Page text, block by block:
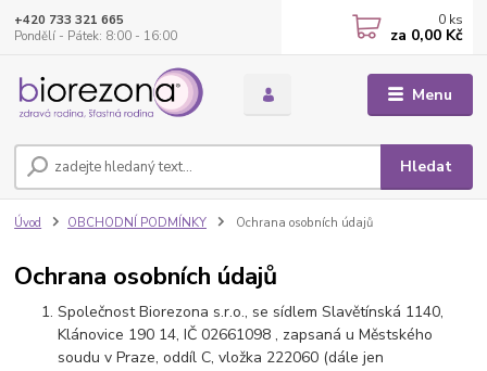
Menu
Hledat
+420 733 321 665
Pondělí - Pátek: 8:00 - 16:00
0 ks
za 0,00 Kč
Úvod OBCHODNÍ PODMÍNKY Ochrana osobních údajů
Ochrana osobních údajů
Společnost Biorezona s.r.o., se sídlem Slavětínská 1140,
Klánovice 190 14, IČ 02661098 , zapsaná u Městského
soudu v Praze, oddíl C, vložka 222060 (dále jen